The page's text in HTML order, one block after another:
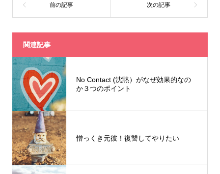
関連記事
No Contact (沈黙）がなぜ効果的なの
か３つのポイント
憎っくき元彼！復讐してやりたい